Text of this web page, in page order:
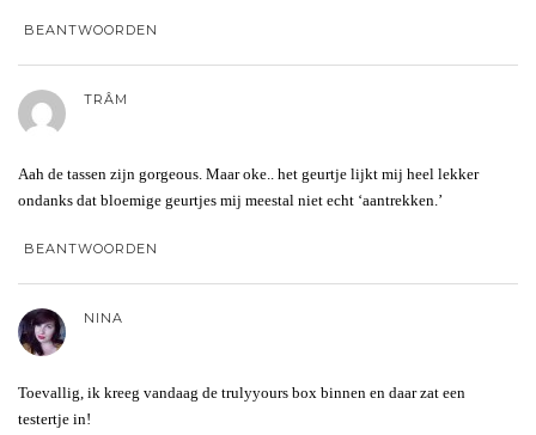
BEANTWOORDEN
TRÂM
Aah de tassen zijn gorgeous. Maar oke.. het geurtje lijkt mij heel lekker
ondanks dat bloemige geurtjes mij meestal niet echt ‘aantrekken.’
BEANTWOORDEN
NINA
Toevallig, ik kreeg vandaag de trulyyours box binnen en daar zat een
testertje in!